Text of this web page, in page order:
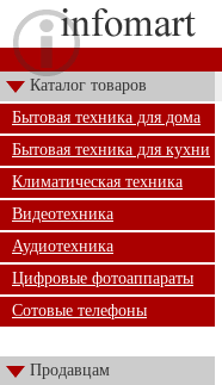
Каталог товаров
Бытовая техника для дома
Бытовая техника для кухни
Климатическая техника
Видеотехника
Аудиотехника
Цифровые фотоаппараты
Сотовые телефоны
Продавцам